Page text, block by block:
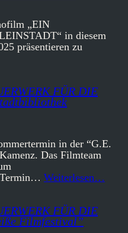
„EIN
in diesem
präsentieren zu
FÜR DIE
in der “G.E.
Das Filmteam
Termin… Weiterlesen…
FÜR DIE
Filmfestival”